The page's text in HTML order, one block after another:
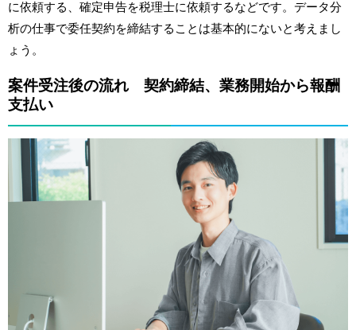
に依頼する、確定申告を税理士に依頼するなどです。データ分
析の仕事で委任契約を締結することは基本的にないと考えまし
ょう。
案件受注後の流れ 契約締結、業務開始から報酬
支払い